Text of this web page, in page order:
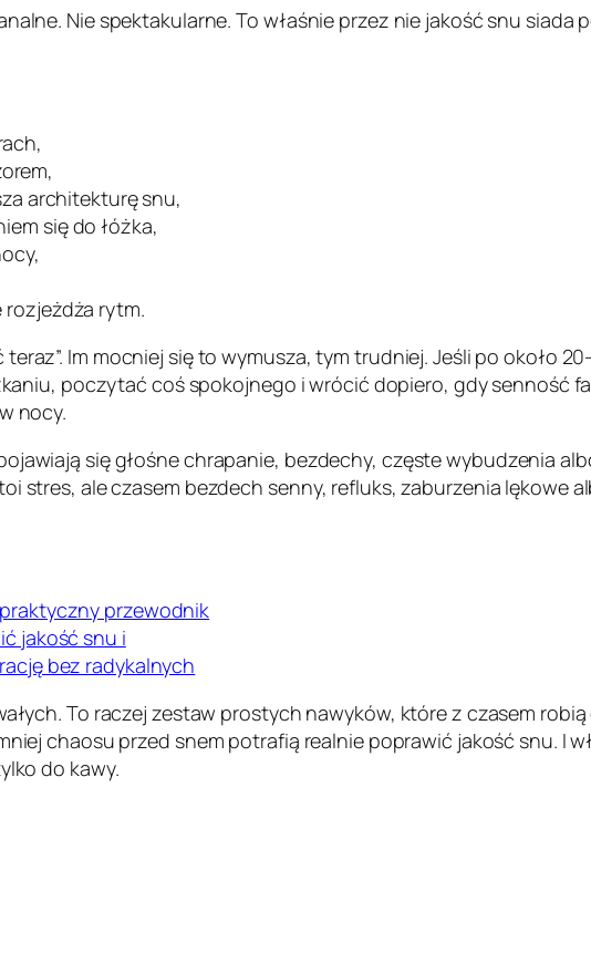
Nie spektakularne. To właśnie przez nie jakość snu siada
architekturę snu,
się do łóżka,
rytm.
Im mocniej się to wymusza, tym trudniej. Jeśli po około
poczytać coś spokojnego i wrócić dopiero, gdy senność
nocy.
się głośne chrapanie, bezdechy, częste wybudzenia
stres, ale czasem bezdech senny, refluks, zaburzenia lękowe
przewodnik
jakość snu i
bez radykalnych
To raczej zestaw prostych nawyków, które z czasem
chaosu przed snem potrafią realnie poprawić jakość snu. I
do kawy.